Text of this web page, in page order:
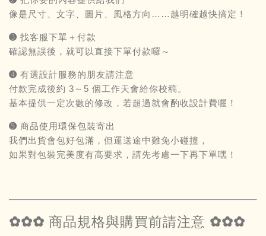
像是尺寸、文字、圖片、風格方向……越明確越快搞定！
➌ 找客服下單＋付款
確認無誤後，就可以直接下單付款囉～
➍ 有選設計服務的朋友請注意
付款完成後約 3～5 個工作天會給你校稿。
基本提供一定次數的修改，若超過就會酌收設計費喔！
➎ 商品使用環保包裝寄出
我們出貨會包好包滿，但運送途中難免小碰撞，
如果對包裝完美度有高要求，請先考慮一下再下單嘿！
✿✿✿ 商品規格與購買前請注意 ✿✿✿